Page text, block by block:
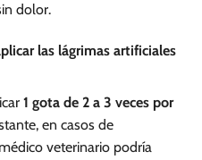
dolor.
las lágrimas artificiales
1 gota de 2 a 3 veces por
en casos de
veterinario podría